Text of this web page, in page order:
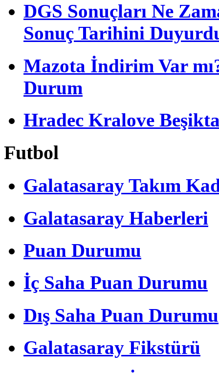
DGS Sonuçları Ne
Sonuç Tarihini
Mazota İndirim Var
Durum
Hradec Kralove
Futbol
Galatasaray Takım
Galatasaray Haberleri
Puan Durumu
İç Saha Puan Durumu
Dış Saha Puan Durumu
Galatasaray Fikstürü